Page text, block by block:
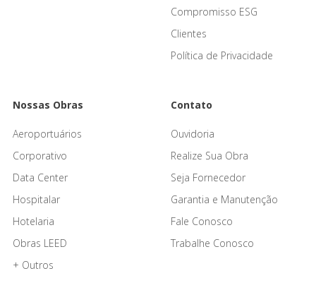
Compromisso ESG
Clientes
Política de Privacidade
Nossas Obras
Aeroportuários
Corporativo
Data Center
Hospitalar
Hotelaria
Obras LEED
+ Outros
Contato
Ouvidoria
Realize Sua Obra
Seja Fornecedor
Garantia e Manutenção
Fale Conosco
Trabalhe Conosco